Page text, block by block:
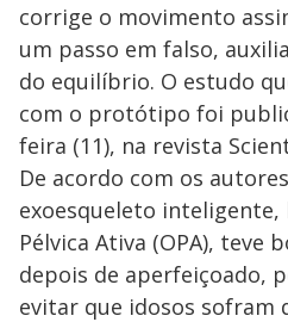
corrige o movimento
um passo em falso,
do equilíbrio. O estudo
com o protótipo foi
feira (11), na revista
De acordo com os
exoesqueleto
Pélvica Ativa (OPA), teve
depois de aperfeiçoado,
evitar que idosos sofram